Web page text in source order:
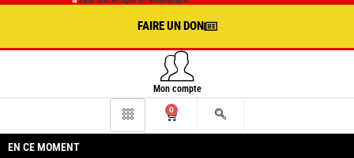
FAIRE UN DON
Mon compte
0
EN CE MOMENT